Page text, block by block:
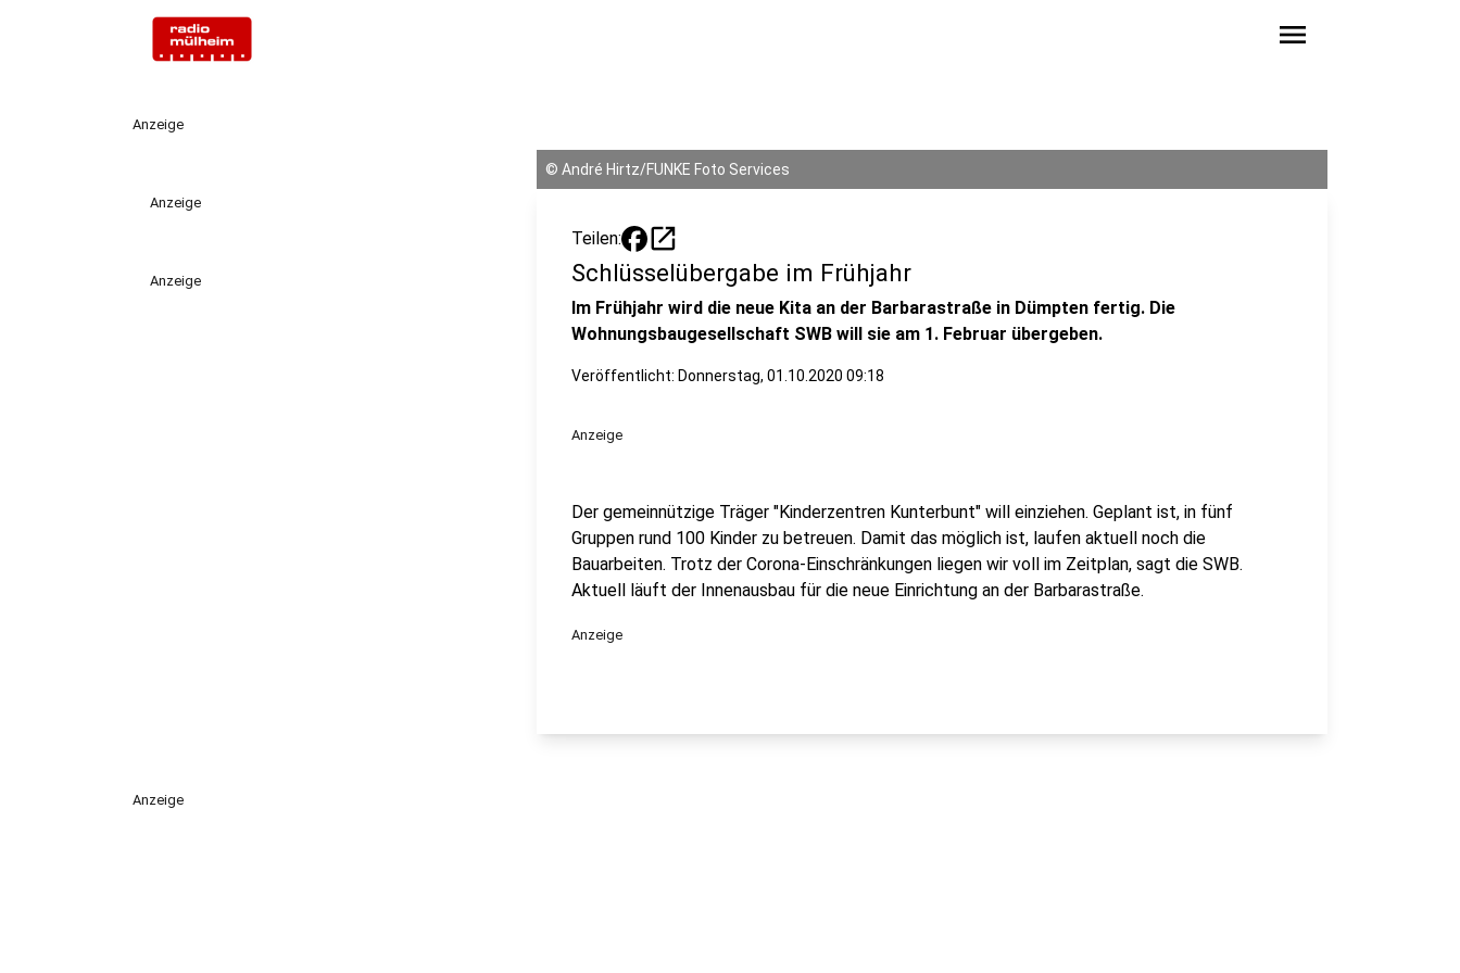
menu
Anzeige
Anzeige
Anzeige
© André Hirtz/FUNKE Foto Services
Teilen: open_in_new
Schlüsselübergabe im Frühjahr
Im Frühjahr wird die neue Kita an der Barbarastraße in Dümpten fertig. Die
Wohnungsbaugesellschaft SWB will sie am 1. Februar übergeben.
Veröffentlicht: Donnerstag, 01.10.2020 09:18
Anzeige
Der gemeinnützige Träger "Kinderzentren Kunterbunt" will einziehen. Geplant ist, in fünf
Gruppen rund 100 Kinder zu betreuen. Damit das möglich ist, laufen aktuell noch die
Bauarbeiten. Trotz der Corona-Einschränkungen liegen wir voll im Zeitplan, sagt die SWB.
Aktuell läuft der Innenausbau für die neue Einrichtung an der Barbarastraße.
Anzeige
Anzeige